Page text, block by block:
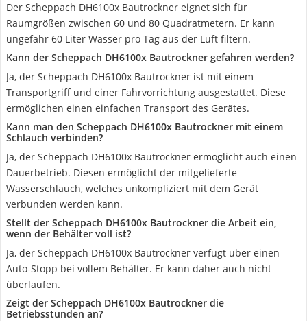
Der Scheppach DH6100x Bautrockner eignet sich für
Raumgrößen zwischen 60 und 80 Quadratmetern. Er kann
ungefähr 60 Liter Wasser pro Tag aus der Luft filtern.
Kann der Scheppach DH6100x Bautrockner gefahren werden?
Ja, der Scheppach DH6100x Bautrockner ist mit einem
Transportgriff und einer Fahrvorrichtung ausgestattet. Diese
ermöglichen einen einfachen Transport des Gerätes.
Kann man den Scheppach DH6100x Bautrockner mit einem
Schlauch verbinden?
Ja, der Scheppach DH6100x Bautrockner ermöglicht auch einen
Dauerbetrieb. Diesen ermöglicht der mitgelieferte
Wasserschlauch, welches unkompliziert mit dem Gerät
verbunden werden kann.
Stellt der Scheppach DH6100x Bautrockner die Arbeit ein,
wenn der Behälter voll ist?
Ja, der Scheppach DH6100x Bautrockner verfügt über einen
Auto-Stopp bei vollem Behälter. Er kann daher auch nicht
überlaufen.
Zeigt der Scheppach DH6100x Bautrockner die
Betriebsstunden an?